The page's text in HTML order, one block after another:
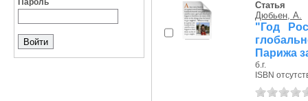
Пароль
Статья
Дюбьен, А.
"Год
Парижа
б.г.
ISBN